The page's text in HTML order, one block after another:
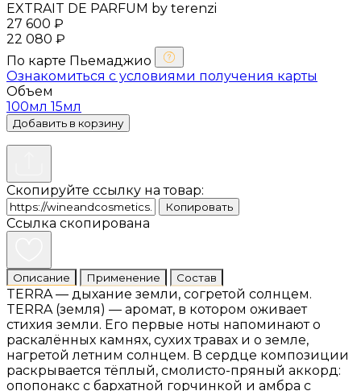
EXTRAIT DE PARFUM by terenzi
27 600 ₽
22 080 ₽
По карте Пьемаджио
Ознакомиться с условиями получения карты
Объем
100мл 15мл
Добавить в корзину
Скопируйте ссылку на товар:
Копировать
Ссылка скопирована
Описание Применение Состав
TERRA — дыхание земли, согретой солнцем.
TERRA (земля) — аромат, в котором оживает
стихия земли. Его первые ноты напоминают о
раскалённых камнях, сухих травах и о земле,
нагретой летним солнцем. В сердце композиции
раскрывается тёплый, смолисто-пряный аккорд:
опопонакс с бархатной горчинкой и амбра с